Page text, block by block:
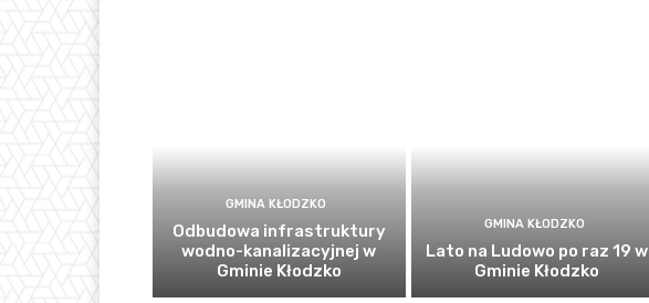
GMINA KŁODZKO
Odbudowa infrastruktury
wodno-kanalizacyjnej w
Gminie Kłodzko
GMINA KŁODZKO
Lato na Ludowo po raz 19 w
Gminie Kłodzko